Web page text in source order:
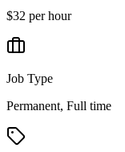
$32 per hour
Job Type
Permanent, Full time